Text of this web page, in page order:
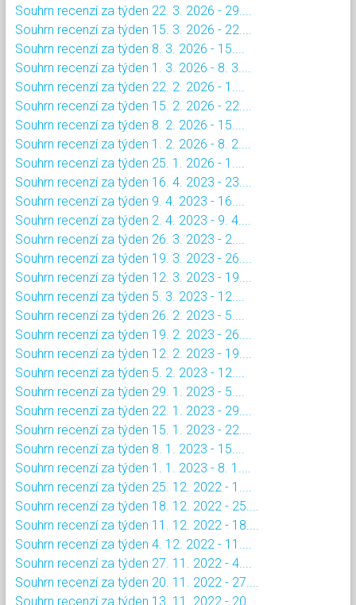
Souhrn recenzí za týden 22. 3. 2026 - 29....
Souhrn recenzí za týden 15. 3. 2026 - 22....
Souhrn recenzí za týden 8. 3. 2026 - 15....
Souhrn recenzí za týden 1. 3. 2026 - 8. 3....
Souhrn recenzí za týden 22. 2. 2026 - 1....
Souhrn recenzí za týden 15. 2. 2026 - 22....
Souhrn recenzí za týden 8. 2. 2026 - 15....
Souhrn recenzí za týden 1. 2. 2026 - 8. 2....
Souhrn recenzí za týden 25. 1. 2026 - 1....
Souhrn recenzí za týden 16. 4. 2023 - 23....
Souhrn recenzí za týden 9. 4. 2023 - 16....
Souhrn recenzí za týden 2. 4. 2023 - 9. 4....
Souhrn recenzí za týden 26. 3. 2023 - 2....
Souhrn recenzí za týden 19. 3. 2023 - 26....
Souhrn recenzí za týden 12. 3. 2023 - 19....
Souhrn recenzí za týden 5. 3. 2023 - 12....
Souhrn recenzí za týden 26. 2. 2023 - 5....
Souhrn recenzí za týden 19. 2. 2023 - 26....
Souhrn recenzí za týden 12. 2. 2023 - 19....
Souhrn recenzí za týden 5. 2. 2023 - 12....
Souhrn recenzí za týden 29. 1. 2023 - 5....
Souhrn recenzí za týden 22. 1. 2023 - 29....
Souhrn recenzí za týden 15. 1. 2023 - 22....
Souhrn recenzí za týden 8. 1. 2023 - 15....
Souhrn recenzí za týden 1. 1. 2023 - 8. 1....
Souhrn recenzí za týden 25. 12. 2022 - 1....
Souhrn recenzí za týden 18. 12. 2022 - 25....
Souhrn recenzí za týden 11. 12. 2022 - 18....
Souhrn recenzí za týden 4. 12. 2022 - 11....
Souhrn recenzí za týden 27. 11. 2022 - 4....
Souhrn recenzí za týden 20. 11. 2022 - 27....
Souhrn recenzí za týden 13. 11. 2022 - 20....